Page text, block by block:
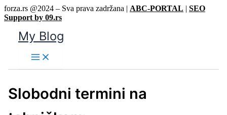
forza.rs @2024 – Sva prava zadržana | ABC-PORTAL | SEO
Support by 09.rs